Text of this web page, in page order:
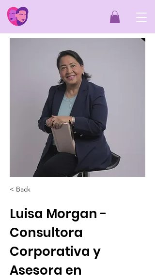
< Back
Luisa Morgan -
Consultora
Corporativa y
Asesora en